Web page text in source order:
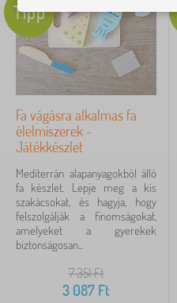
k
o
k
>
G
e
r
e
k
j
á
t
é
k
k
o
t
é
k
o
k
>
z
a
k
a
i
j
á
t
é
Ár
3 086 Ft
48 044 Ft
Szűrés
Keresés a szűrőn belül
Elérhetőség
Ajánlat típusa
Tipp
Fa vágásra alkalmas fa
élelmiszerek -
Játékkészlet
Mediterrán alapanyagokból álló
fa készlet. Lepje meg a kis
szakácsokat, és hagyja, hogy
felszolgálják a finomságokat,
amelyeket a gyerekek
biztonságosan...
7 351Ft
3 087 Ft